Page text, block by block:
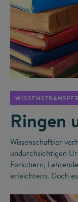
WISSENSTRANSFER
Ringen
Wissenschaftler
undurchsichtigen
Forschern,
erleichtern. Doch